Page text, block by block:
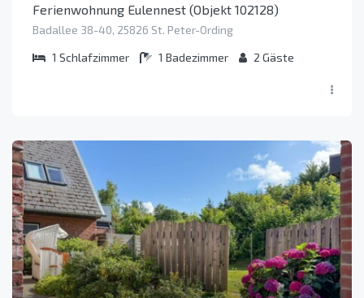
Ferienwohnung Eulennest (Objekt 102128)
Badallee 38-40, 25826 St. Peter-Ording
1 Schlafzimmer 1 Badezimmer 2 Gäste